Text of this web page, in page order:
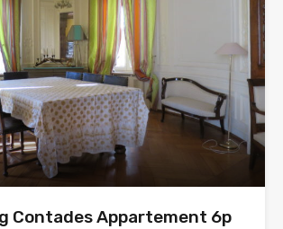
Contades Appartement 6p